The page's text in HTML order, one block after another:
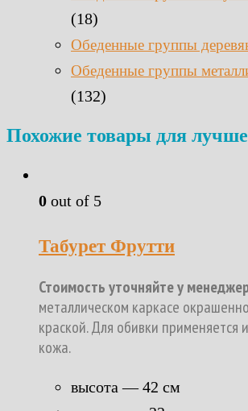
(18)
Обеденные группы
Обеденные группы
(132)
Похожие товары для
0 out of 5
Табурет Фрутти
Стоимость уточняйте у
металлическом каркасе
краской. Для обивки применяется
кожа.
высота — 42 см